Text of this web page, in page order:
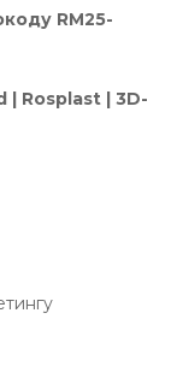
RM25-
| Rosplast | 3D-